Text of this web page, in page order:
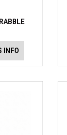
INFO